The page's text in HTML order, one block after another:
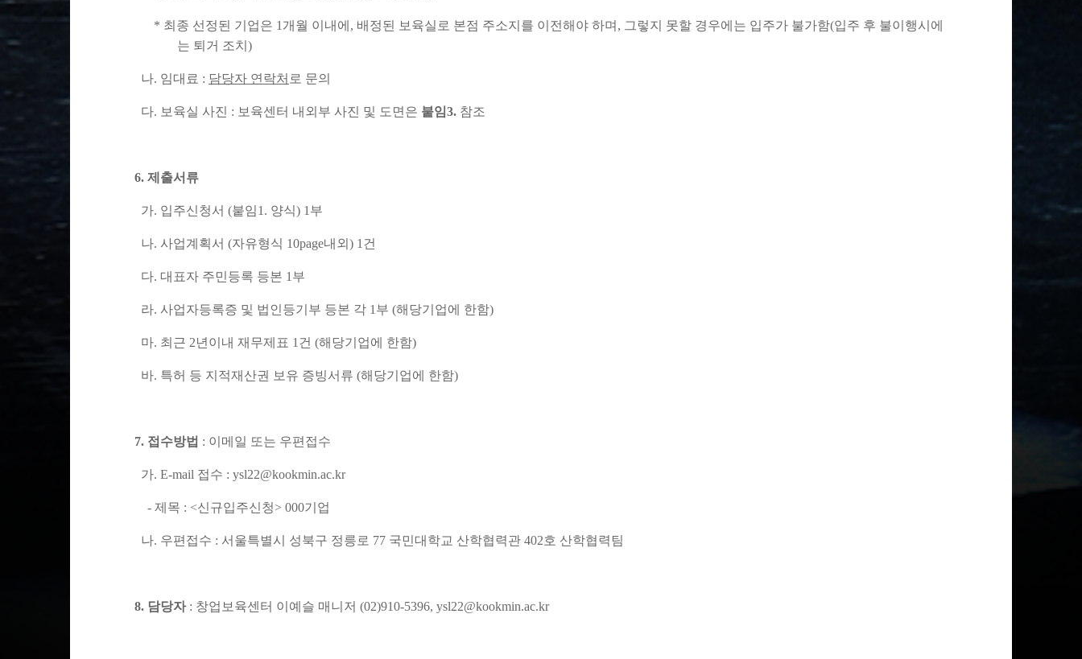
* 최종 선정된 기업은 1 개월 이내에 , 배정된 보육실로 본점 주소지를 이전해야 하며 , 그렇지 못할 경우에는 입주가 불가함(입주 후 불이행시에
는 퇴거 조치)
나. 임대료 : 담당자 연락처 로 문의
다. 보육실 사진 : 보육센터 내외부 사진 및 도면은 붙임3. 참조
6. 제출서류
가. 입주신청서 (붙임1. 양식) 1 부
나. 사업계획서 (자유형식 10page내외 ) 1 건
다. 대표자 주민등록 등본 1 부
라. 사업자등록증 및 법인등기부 등본 각 1 부 (해당기업에 한함)
마. 최근 2년이내 재무제표 1 건 (해당기업에 한함)
바. 특허 등 지적재산권 보유 증빙서류 (해당기업에 한함)
7. 접수방법 : 이메일 또는 우편접수
가. E-mail 접수 : ysl22@kookmin.ac.kr
- 제목 : <신규입주신청> 000기업
나. 우편접수 : 서울특별시 성북구 정릉로 77 국민대학교 산학협력관 402호 산학협력팀
8. 담당자: 창업보육센터 이예슬 매니저 (02)910-5396, ysl22@kookmin.ac.kr